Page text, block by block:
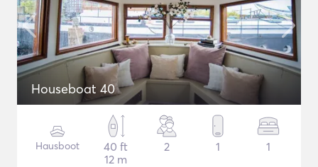
Houseboat 40
Hausboot
40 ft
12 m
2 1 1